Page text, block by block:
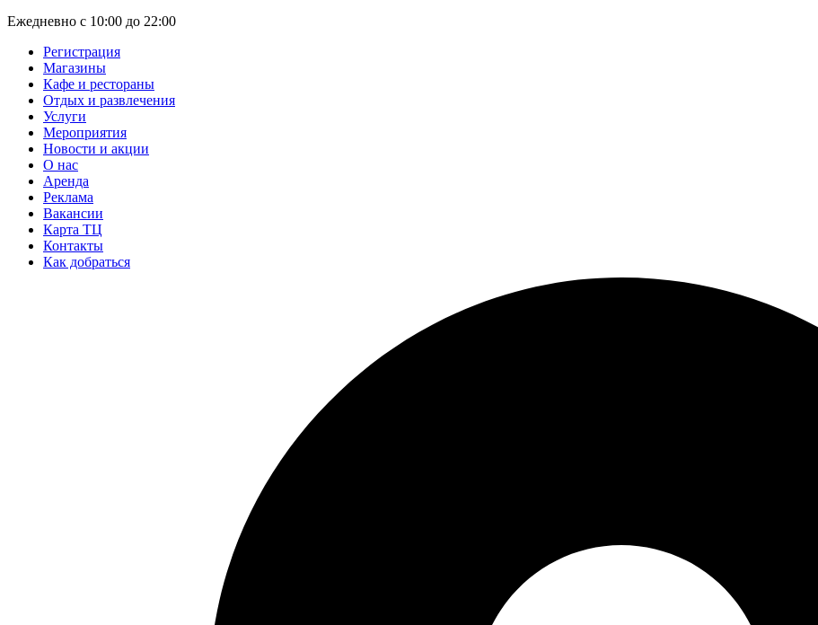
Ежедневно с 10:00 до 22:00
Регистрация
Магазины
Кафе и рестораны
Отдых и развлечения
Услуги
Мероприятия
Новости и акции
О нас
Аренда
Реклама
Вакансии
Карта ТЦ
Контакты
Как добраться